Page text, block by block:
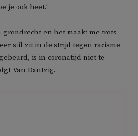
je ook heet.’
grondrecht en het maakt me trots
stil zit in de strijd tegen racisme.
is in coronatijd niet te
Van Dantzig.